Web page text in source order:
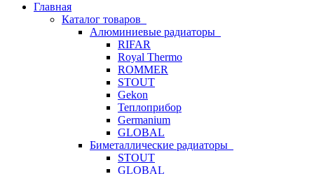
Главная
Каталог товаров
Алюминиевые радиаторы
RIFAR
Royal Thermo
ROMMER
STOUT
Gekon
Теплоприбор
Germanium
GLOBAL
Биметаллические радиаторы
STOUT
GLOBAL